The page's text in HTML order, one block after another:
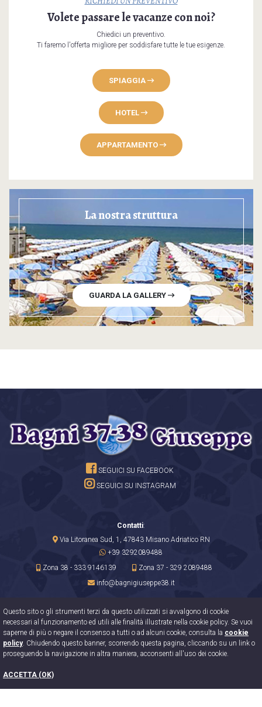
Volete passare le vacanze con noi?
Chiedici un preventivo.
Ti faremo l'offerta migliore per soddisfare tutte le tue esigenze.
SPIAGGIA
HOTEL
APPARTAMENTO
La nostra struttura
GUARDA LA GALLERY
SEGUICI SU FACEBOOK
SEGUICI SU INSTAGRAM
Contatti:
Via Litoranea Sud, 1, 47843 Misano Adriatico RN
+39 3292089488
Zona 38 - 333 9146139
Zona 37 - 329 2089488
info@bagnigiuseppe38.it
SCRIVICI
METEO
Questo sito o gli strumenti terzi da questo utilizzati si avvalgono di cookie
necessari al funzionamento ed utili alle finalità illustrate nella cookie policy. Se vuoi
saperne di più o negare il consenso a tutti o ad alcuni cookie, consulta la cookie
policy. Chiudendo questo banner, scorrendo questa pagina, cliccando su un link o
proseguendo la navigazione in altra maniera, acconsenti all'uso dei cookie.
ACCETTA (OK)